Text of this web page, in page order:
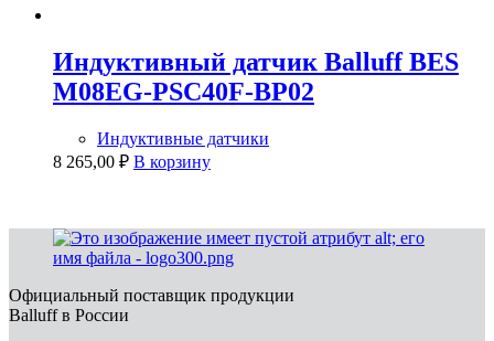
Индуктивный датчик Balluff BES
M08EG-PSC40F-BP02
Индуктивные датчики
8 265,00 ₽ В корзину
Официальный поставщик продукции
Balluff в России